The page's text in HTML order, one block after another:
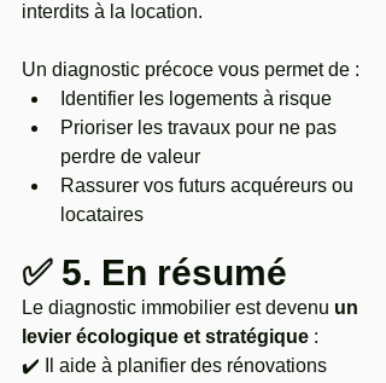
interdits à la location.
Un diagnostic précoce vous permet de :
Identifier les logements à risque
Prioriser les travaux pour ne pas
perdre de valeur
Rassurer vos futurs acquéreurs ou
locataires
✅ 5. En résumé
Le diagnostic immobilier est devenu un
levier écologique et stratégique :
✔️ Il aide à planifier des rénovations